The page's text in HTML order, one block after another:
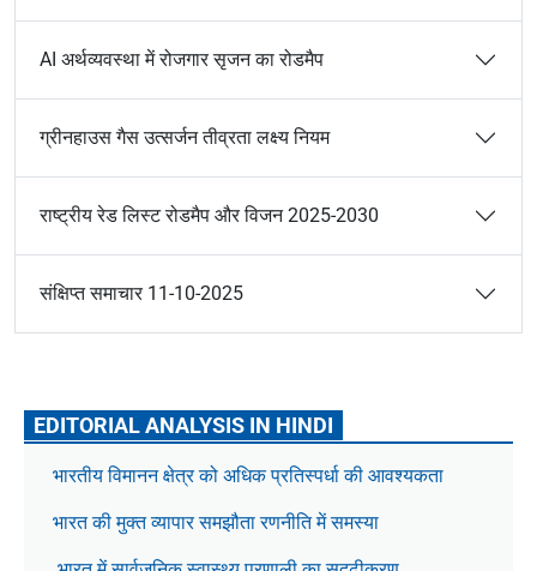
AI अर्थव्यवस्था में रोजगार सृजन का रोडमैप
ग्रीनहाउस गैस उत्सर्जन तीव्रता लक्ष्य नियम
राष्ट्रीय रेड लिस्ट रोडमैप और विजन 2025-2030
संक्षिप्त समाचार 11-10-2025
EDITORIAL ANALYSIS IN HINDI
भारतीय विमानन क्षेत्र को अधिक प्रतिस्पर्धा की आवश्यकता
भारत की मुक्त व्यापार समझौता रणनीति में समस्या